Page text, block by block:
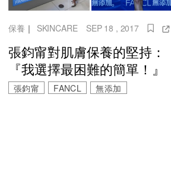
保養 ｜ SKINCARE SEP 18 , 2017
張鈞甯對肌膚保養的堅持：
『我選擇最困難的簡單！』
張鈞甯 FANCL 無添加